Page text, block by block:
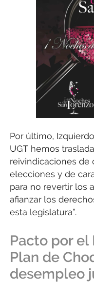
Por último,
UGT hemos
reivindicaciones de
elecciones y de
para no revertir los
afianzar los
esta legislatura”.
Pacto por el
Plan de
desempleo